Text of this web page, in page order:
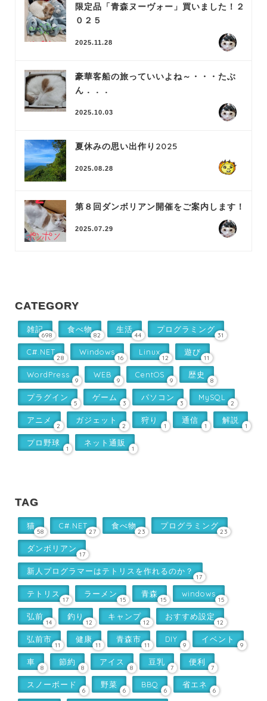
限定品「青森ヌーヴォー」買いました！２
０２５
2025.11.28
豪華客船の旅っていいよね～・・・たぶ
ん．．．
2025.10.03
夏休みの思い出作り2025
2025.08.28
第８回ダンボリアン開催をご案内します！
2025.07.29
CATEGORY
雑記
698
食べ物
82
生活
44
プログラミング
31
C#.NET
28
Windows
16
Linux
12
遊び
11
WordPress
9
WEB
9
CentOS
9
歴史
8
プラグイン
5
ゲーム
3
パソコン
3
MySQL
2
アニメ
2
ガジェット
2
狩り
1
通信
1
解説
1
プロ野球
1
ネット通販
1
TAG
猫
58
C#.NET
27
食べ物
23
プログラミング
23
ダンボリアン
17
新人プログラマーはテトリスを作れるのか？
17
テトリス
17
ラーメン
15
青森
15
windows
15
弘前
14
釣り
12
キャンプ
12
おすすめ設定
12
弘前市
11
健康
11
青森市
11
DIY
9
イベント
9
車
8
節約
8
アイス
8
豆乳
7
便利
7
スノーボード
6
野菜
6
BBQ
6
省エネ
6